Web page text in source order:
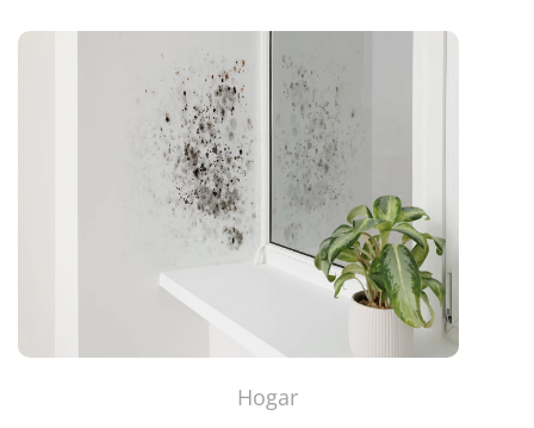
Hogar